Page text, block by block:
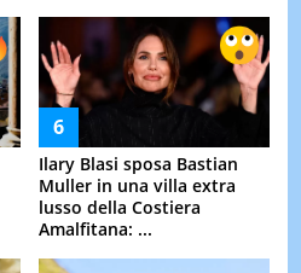
Ilary Blasi sposa Bastian
Muller in una villa extra
lusso della Costiera
Amalfitana: ...